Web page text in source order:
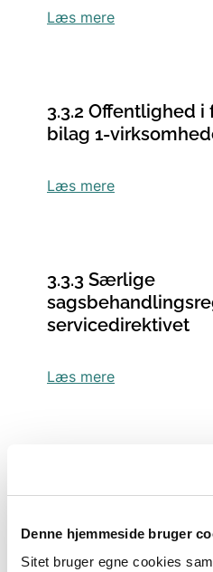
Denne hjemmeside bruger
Sitet bruger egne cookies
Læs mere
3.3.2 Offentlighed
bilag 1-
Læs mere
3.3.3 Særlige
servicedirektivet
Læs mere